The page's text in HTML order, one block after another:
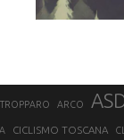
ARCO
CICLISMO TOSCANA